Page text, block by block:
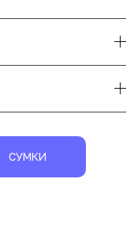
СУМКИ